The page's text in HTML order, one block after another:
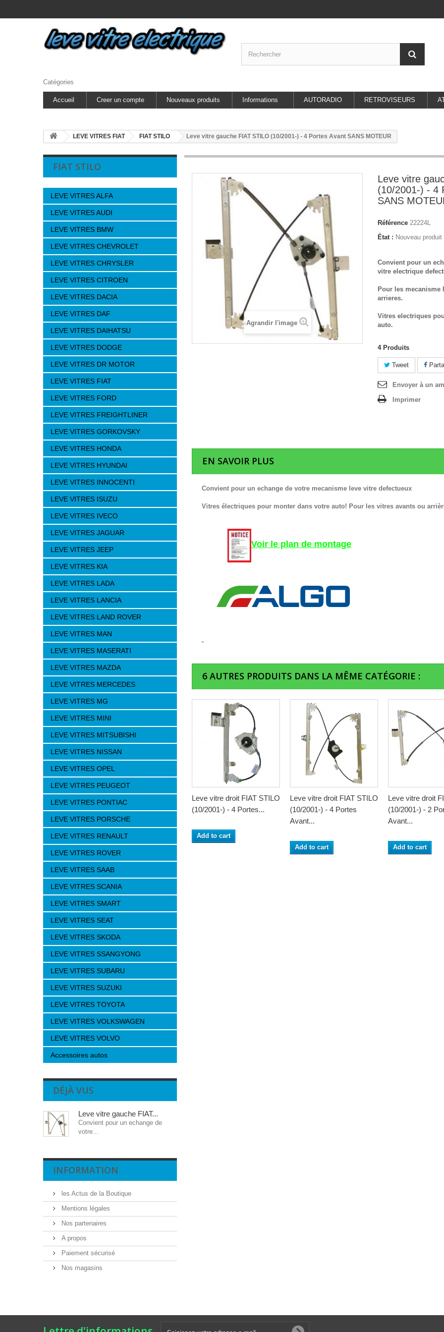
Catégories
Accueil Creer un compte Nouveaux produits Informations AUTORADIO RETROVISEURS
LEVE VITRES FIAT FIAT STILO Leve vitre gauche FIAT STILO (10/2001-) - 4 Portes Avant SANS MOTEUR
FIAT STILO
LEVE VITRES ALFA
LEVE VITRES AUDI
LEVE VITRES BMW
LEVE VITRES CHEVROLET
LEVE VITRES CHRYSLER
LEVE VITRES CITROEN
LEVE VITRES DACIA
LEVE VITRES DAF
LEVE VITRES DAIHATSU
LEVE VITRES DODGE
LEVE VITRES DR MOTOR
LEVE VITRES FIAT
LEVE VITRES FORD
LEVE VITRES FREIGHTLINER
LEVE VITRES GORKOVSKY
LEVE VITRES HONDA
LEVE VITRES HYUNDAI
LEVE VITRES INNOCENTI
LEVE VITRES ISUZU
LEVE VITRES IVECO
LEVE VITRES JAGUAR
LEVE VITRES JEEP
LEVE VITRES KIA
LEVE VITRES LADA
LEVE VITRES LANCIA
LEVE VITRES LAND ROVER
LEVE VITRES MAN
LEVE VITRES MASERATI
LEVE VITRES MAZDA
LEVE VITRES MERCEDES
LEVE VITRES MG
LEVE VITRES MINI
LEVE VITRES MITSUBISHI
LEVE VITRES NISSAN
LEVE VITRES OPEL
LEVE VITRES PEUGEOT
LEVE VITRES PONTIAC
LEVE VITRES PORSCHE
LEVE VITRES RENAULT
LEVE VITRES ROVER
LEVE VITRES SAAB
LEVE VITRES SCANIA
LEVE VITRES SMART
LEVE VITRES SEAT
LEVE VITRES SKODA
LEVE VITRES SSANGYONG
LEVE VITRES SUBARU
LEVE VITRES SUZUKI
LEVE VITRES TOYOTA
LEVE VITRES VOLKSWAGEN
LEVE VITRES VOLVO
Accessoires autos
DÉJÀ VUS
Leve vitre gauche FIAT...
Convient pour un echange de
votre...
INFORMATION
les Actus de la Boutique
Mentions légales
Nos partenaires
A propos
Paiement sécurisé
Nos magasins
Agrandir l'image
Leve vitre
(10/2001-) - 4
SANS
Référence 22224L
État : Nouveau produit
Convient pour un
vitre electrique
Pour les mecanisme
arrieres.
Vitres electriques
auto.
4 Produits
Tweet
Envoyer à un
Imprimer
EN SAVOIR PLUS
Convient pour un echange de votre mecanisme leve vitre defectueux
Vitres électriques pour monter dans votre auto! Pour les vitres avants ou
Voir le plan de montage
6 AUTRES PRODUITS DANS LA MÊME CATÉGORIE :
Leve vitre droit FIAT STILO
(10/2001-) - 4 Portes...
Add to cart
Leve vitre droit FIAT STILO
(10/2001-) - 4 Portes
Avant...
Add to cart
Leve vitre droit
(10/2001-) - 2
Avant...
Add to cart